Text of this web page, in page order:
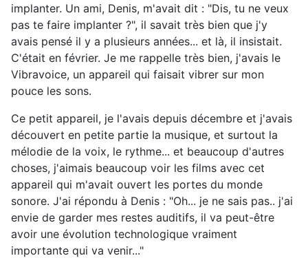
implanter. Un ami, Denis, m'avait dit : "Dis, tu ne veux
pas te faire implanter ?", il savait très bien que j'y
avais pensé il y a plusieurs années... et là, il insistait.
C'était en février. Je me rappelle très bien, j'avais le
Vibravoice, un appareil qui faisait vibrer sur mon
pouce les sons.
Ce petit appareil, je l'avais depuis décembre et j'avais
découvert en petite partie la musique, et surtout la
mélodie de la voix, le rythme... et beaucoup d'autres
choses, j'aimais beaucoup voir les films avec cet
appareil qui m'avait ouvert les portes du monde
sonore. J'ai répondu à Denis : "Oh... je ne sais pas.. j'ai
envie de garder mes restes auditifs, il va peut-être
avoir une évolution technologique vraiment
importante qui va venir..."